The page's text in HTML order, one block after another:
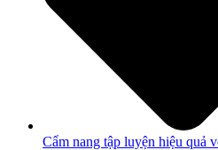
Cẩm nang tập luyện hiệu quả